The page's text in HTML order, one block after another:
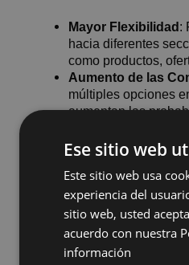
Mayor Flexibilidad:
hacia diferentes
como productos,
Aumento de las
múltiples opciones
aumentan las
Mejor Seguimiento:
más clics,
efectividad.
Cómo Crear Anuncios con
Administrador de Anuncios
Ese sitio web
Este sitio web usa
experiencia del
sitio web, usted
acuerdo con nuestra
información